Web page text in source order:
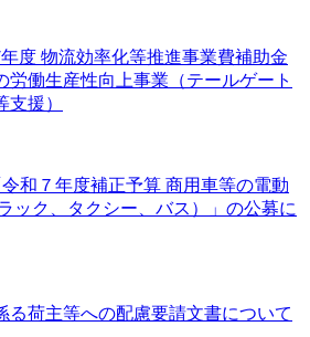
度 物流効率化等推進事業費補助金
労働生産性向上事業（テールゲート
支援）
令和７年度補正予算 商用車等の電動
ック、タクシー、バス）」の公募に
る荷主等への配慮要請文書について